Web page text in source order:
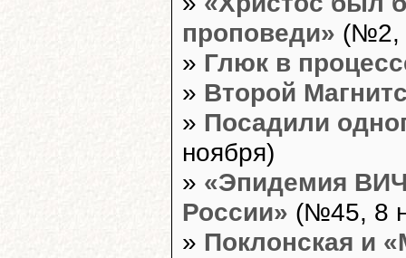
проповеди» (№2,
» Глюк в
» Второй
» Посадили
ноября)
» «Эпидемия
России» (№45, 8
» Поклонская и